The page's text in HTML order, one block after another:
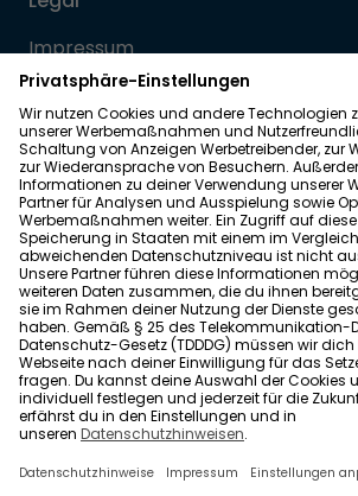
Impressum
Datenschutz
Allgemeine Geschäftsbedingungen
Barrierefreiheit
Wohnglück folgen